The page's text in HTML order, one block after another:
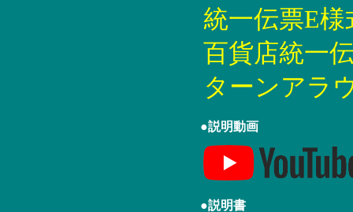
統一伝票E様
百貨店統一
ターンアラ
●説明動画
●説明書